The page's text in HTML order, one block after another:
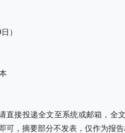
）
直接投递全文至系统或邮箱，全
可，摘要部分不发表，仅作为报告